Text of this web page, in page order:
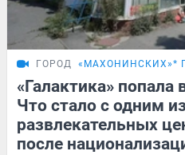
ГОРОД «МАХОНИНСКИХ»*
«Галактика»
Что стало с одним
развлекательных
после